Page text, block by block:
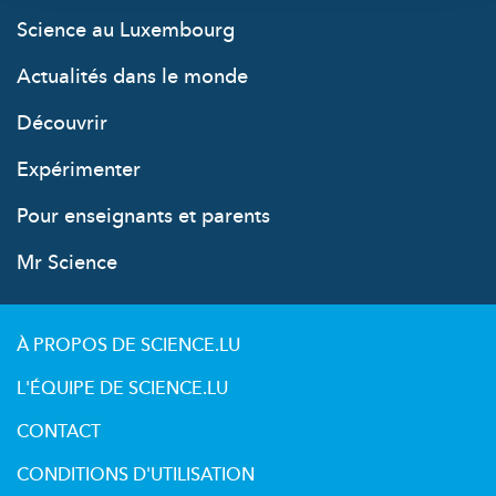
Science au Luxembourg
Actualités dans le monde
Découvrir
Expérimenter
Pour enseignants et parents
Mr Science
À PROPOS DE SCIENCE.LU
L'ÉQUIPE DE SCIENCE.LU
CONTACT
CONDITIONS D'UTILISATION